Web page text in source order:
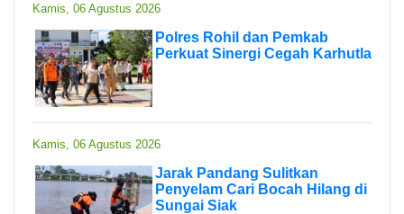
Kamis, 06 Agustus 2026
Polres Rohil dan Pemkab
Perkuat Sinergi Cegah Karhutla
Kamis, 06 Agustus 2026
Jarak Pandang Sulitkan
Penyelam Cari Bocah Hilang di
Sungai Siak